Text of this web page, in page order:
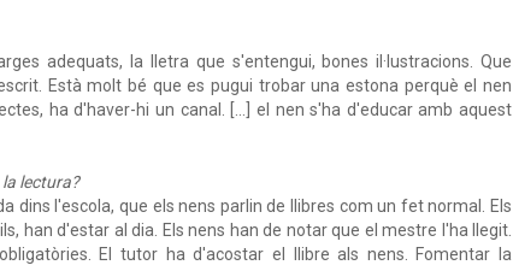
adequats, la lletra que s'entengui, bones il·lustracions. Que
Està molt bé que es pugui trobar una estona perquè el nen
ha d'haver-hi un canal. [...] el nen s'ha d'educar amb aquest
lectura?
dins l'escola, que els nens parlin de llibres com un fet normal. Els
han d'estar al dia. Els nens han de notar que el mestre l'ha llegit.
El tutor ha d'acostar el llibre als nens. Fomentar la